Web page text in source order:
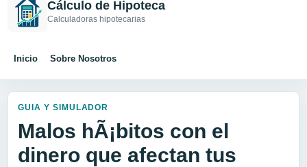
Cálculo de Hipoteca
Calculadoras hipotecarias
Inicio Sobre Nosotros
GUIA Y SIMULADOR
Malos hÃ¡bitos con el
dinero que afectan tus